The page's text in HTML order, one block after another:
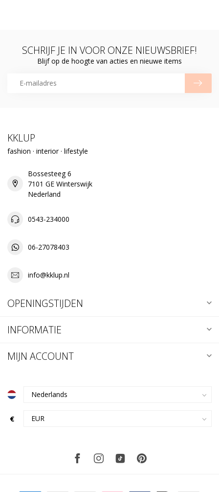
SCHRIJF JE IN VOOR ONZE NIEUWSBRIEF!
Blijf op de hoogte van acties en nieuwe items
KKLUP
fashion · interior · lifestyle
Bossesteeg 6
7101 GE Winterswijk
Nederland
0543-234000
06-27078403
info@kklup.nl
OPENINGSTIJDEN
INFORMATIE
MIJN ACCOUNT
€